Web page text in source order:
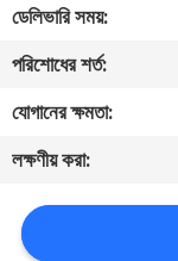
মান
নিয়ন্ত্রণ
যোগাযোগ
করুন
ডেলিভারি সময়:
পরিশোধের শর্ত:
যোগানের ক্ষমতা:
লক্ষণীয় করা: